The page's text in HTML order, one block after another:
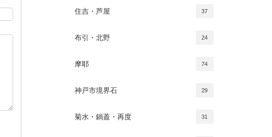
住吉・芦屋 37
布引・北野 24
摩耶 74
神戸市境界石 29
菊水・鍋蓋・再度 31